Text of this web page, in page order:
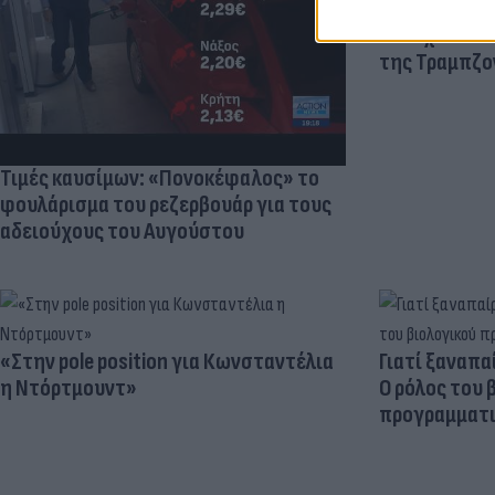
Τιμές καυσίμων: «Πονοκέφαλος» το
φουλάρισμα του ρεζερβουάρ για τους
αδειούχους του Αυγούστου
Σαλάχ -
της
«Στην pole position για Κωνσταντέλια
η Ντόρτμουντ»
Γιατί
Ο ρόλος του